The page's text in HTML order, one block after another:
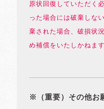
原状回復していただく
った場合には破棄しな
棄された場合、破損状
め補償をいたしかねま
※（重要）その他お